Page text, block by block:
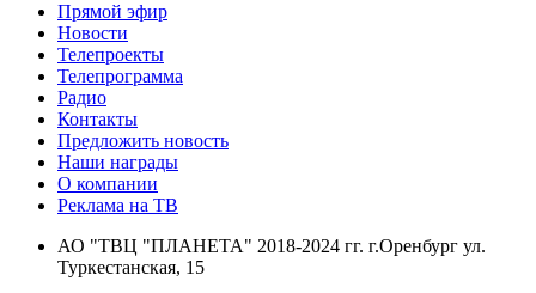
Прямой эфир
Новости
Телепроекты
Телепрограмма
Радио
Контакты
Предложить новость
Наши награды
О компании
Реклама на ТВ
АО "ТВЦ "ПЛАНЕТА" 2018-2024 гг. г.Оренбург ул.
Туркестанская, 15